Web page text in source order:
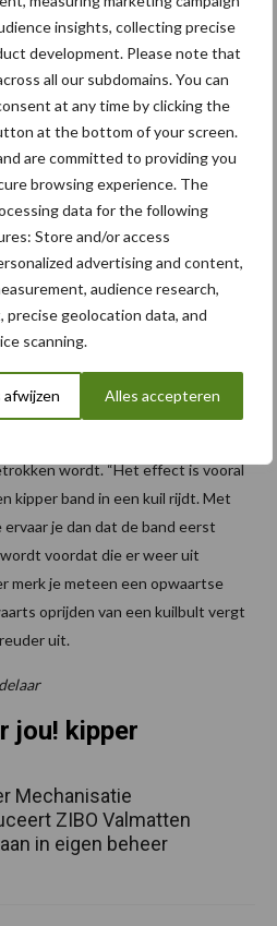
insights, collecting precise
development. Please note that
all our subdomains. You can
at any time by clicking the
at the bottom of your screen.
are committed to providing you
browsing experience. The
data for the following
Store and/or access
advertising and content,
audience research,
precise geolocation data, and
scanning.
afwijzen Alles accepteren
van veerbladen met elkaar
boven de uiteinden van de
en via die ophanging
detail is dat de veerbladen
– en in de bevestigingstafel
wordt. “Het effect is vooral
kipper band in een kuil rijdt. Met
je dan dat de band eerst
voordat die er weer uit
merk je meteen een opwaartse
oprijden van een kuilbult vergt
uit.
jou! kipper
Mechanisatie
ZIBO Valmatten
in eigen beheer